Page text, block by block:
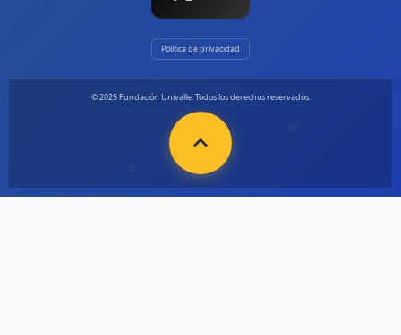
Política de privacidad
© 2025 Fundación Univalle. Todos los derechos reservados.